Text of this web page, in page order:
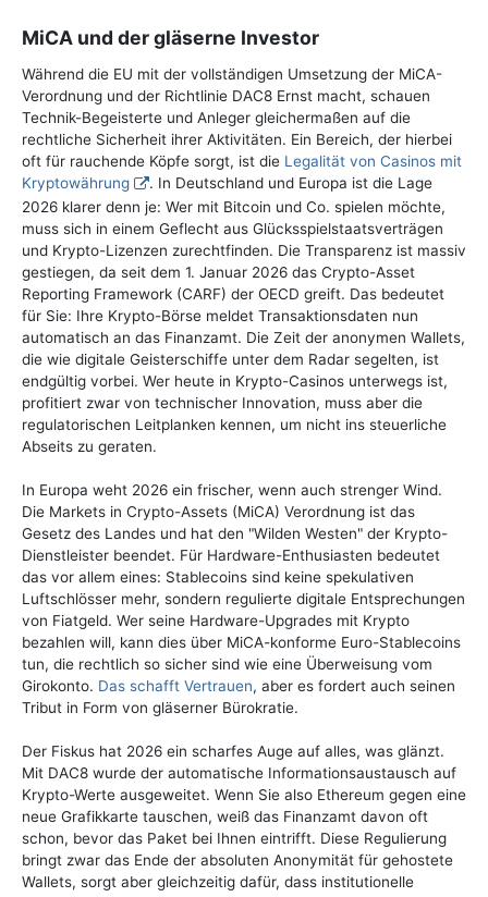
MiCA und der gläserne Investor
Während die EU mit der vollständigen Umsetzung der MiCA-
Verordnung und der Richtlinie DAC8 Ernst macht, schauen
Technik-Begeisterte und Anleger gleichermaßen auf die
rechtliche Sicherheit ihrer Aktivitäten. Ein Bereich, der hierbei
oft für rauchende Köpfe sorgt, ist die Legalität von Casinos mit
Kryptowährung
. In Deutschland und Europa ist die Lage
2026 klarer denn je: Wer mit Bitcoin und Co. spielen möchte,
muss sich in einem Geflecht aus Glücksspielstaatsverträgen
und Krypto-Lizenzen zurechtfinden. Die Transparenz ist massiv
gestiegen, da seit dem 1. Januar 2026 das Crypto-Asset
Reporting Framework (CARF) der OECD greift. Das bedeutet
für Sie: Ihre Krypto-Börse meldet Transaktionsdaten nun
automatisch an das Finanzamt. Die Zeit der anonymen Wallets,
die wie digitale Geisterschiffe unter dem Radar segelten, ist
endgültig vorbei. Wer heute in Krypto-Casinos unterwegs ist,
profitiert zwar von technischer Innovation, muss aber die
regulatorischen Leitplanken kennen, um nicht ins steuerliche
Abseits zu geraten.
In Europa weht 2026 ein frischer, wenn auch strenger Wind.
Die Markets in Crypto-Assets (MiCA) Verordnung ist das
Gesetz des Landes und hat den "Wilden Westen" der Krypto-
Dienstleister beendet. Für Hardware-Enthusiasten bedeutet
das vor allem eines: Stablecoins sind keine spekulativen
Luftschlösser mehr, sondern regulierte digitale Entsprechungen
von Fiatgeld. Wer seine Hardware-Upgrades mit Krypto
bezahlen will, kann dies über MiCA-konforme Euro-Stablecoins
tun, die rechtlich so sicher sind wie eine Überweisung vom
Girokonto. Das schafft Vertrauen, aber es fordert auch seinen
Tribut in Form von gläserner Bürokratie.
Der Fiskus hat 2026 ein scharfes Auge auf alles, was glänzt.
Mit DAC8 wurde der automatische Informationsaustausch auf
Krypto-Werte ausgeweitet. Wenn Sie also Ethereum gegen eine
neue Grafikkarte tauschen, weiß das Finanzamt davon oft
schon, bevor das Paket bei Ihnen eintrifft. Diese Regulierung
bringt zwar das Ende der absoluten Anonymität für gehostete
Wallets, sorgt aber gleichzeitig dafür, dass institutionelle